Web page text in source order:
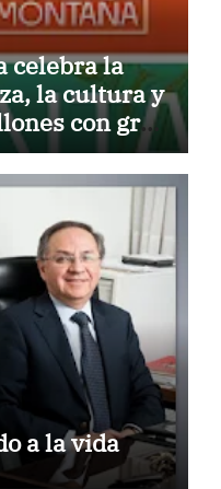
celebra la
la cultura y
con gran
a la vida